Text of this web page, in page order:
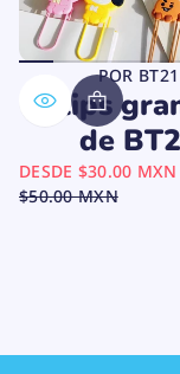
POR BT21
Clips
de
PRECIO
DE
DESDE $30.00 MXN
PRECIO
$50.00 MXN